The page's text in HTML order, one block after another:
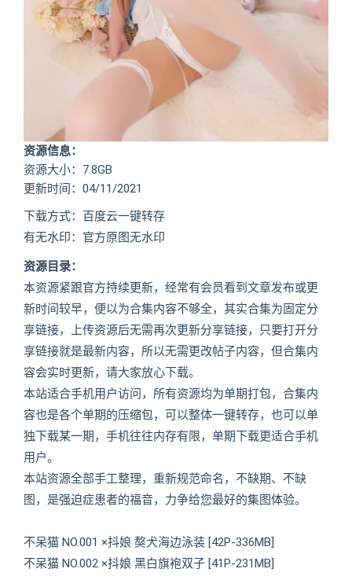
资源信息：
资源大小：7.8GB
更新时间：04/11/2021
下载方式：百度云一键转存
有无水印：官方原图无水印
资源目录：
本资源紧跟官方持续更新，经常有会员看到文章发布或更
新时间较早，便以为合集内容不够全，其实合集为固定分
享链接，上传资源后无需再次更新分享链接，只要打开分
享链接就是最新内容，所以无需更改帖子内容，但合集内
容会实时更新，请大家放心下载。
本站适合手机用户访问，所有资源均为单期打包，合集内
容也是各个单期的压缩包，可以整体一键转存，也可以单
独下载某一期，手机往往内存有限，单期下载更适合手机
用户。
本站资源全部手工整理，重新规范命名，不缺期、不缺
图，是强迫症患者的福音，力争给您最好的集图体验。
不呆猫 NO.001 ×抖娘 獒犬海边泳装 [42P-336MB]
不呆猫 NO.002 ×抖娘 黑白旗袍双子 [41P-231MB]